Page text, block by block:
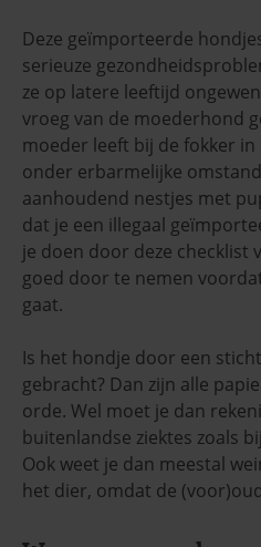
Deze geïmporteerde
serieuze
ze op latere leeftijd
vroeg van de moederhond
moeder leeft bij de fokker
onder erbarmelijke
aanhoudend nestjes met
dat je een illegaal
je doen door deze checklist
goed door te nemen
gaat.
Is het hondje door een
gebracht? Dan zijn alle
orde. Wel moet je dan
buitenlandse ziektes zoals
Ook weet je dan meestal
het dier, omdat de